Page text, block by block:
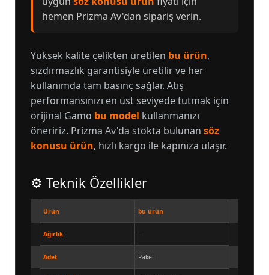
hemen Prizma Av'dan sipariş verin.
Yüksek kalite çelikten üretilen bu ürün,
sızdırmazlık garantisiyle üretilir ve her
kullanımda tam basınç sağlar. Atış
performansınızı en üst seviyede tutmak için
orijinal Gamo bu model kullanmanızı
öneririz. Prizma Av'da stokta bulunan söz
konusu ürün, hızlı kargo ile kapınıza ulaşır.
⚙️ Teknik Özellikler
Ürün bu ürün
Ağırlık —
Adet Paket